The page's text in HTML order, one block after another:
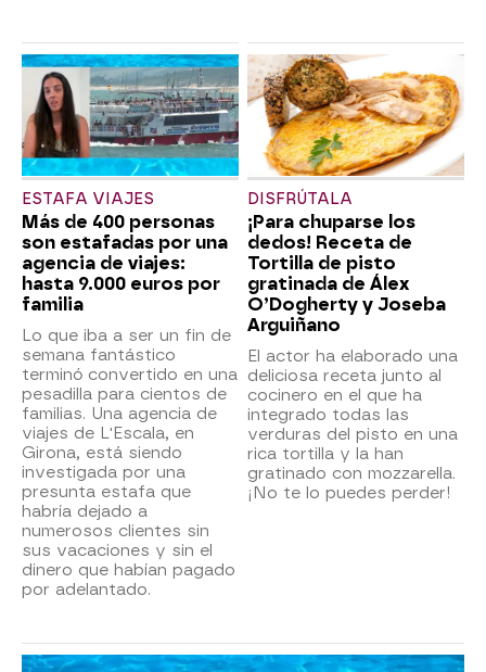
ESTAFA VIAJES
Más de 400 personas
son estafadas por una
agencia de viajes:
hasta 9.000 euros por
familia
Lo que iba a ser un fin de
semana fantástico
terminó convertido en una
pesadilla para cientos de
familias. Una agencia de
viajes de L'Escala, en
Girona, está siendo
investigada por una
presunta estafa que
habría dejado a
numerosos clientes sin
sus vacaciones y sin el
dinero que habían pagado
por adelantado.
DISFRÚTALA
¡Para chuparse los
dedos! Receta de
Tortilla de pisto
gratinada de Álex
O’Dogherty y Joseba
Arguiñano
El actor ha elaborado una
deliciosa receta junto al
cocinero en el que ha
integrado todas las
verduras del pisto en una
rica tortilla y la han
gratinado con mozzarella.
¡No te lo puedes perder!